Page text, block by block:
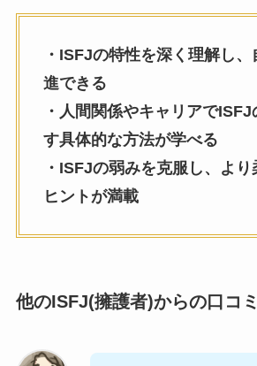
・ISFJの特性を深く理解し
進できる
・人間関係やキャリアで
す具体的な方法が学べる
・ISFJの弱みを克服し、よ
ヒントが満載
他のISFJ(擁護者)からの口コミ